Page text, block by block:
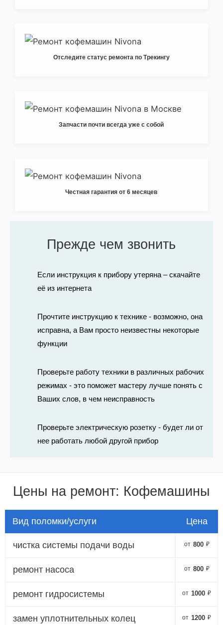
Отследите статус ремонта по Трекингу
Запчасти почти всегда уже с собой
Честная гарантия от 6 месяцев
Прежде чем звонить
Если инструкция к прибору утеряна – скачайте
её из интернета
Прочтите инструкцию к технике - возможно, она
исправна, а Вам просто неизвестны некоторые
функции
Проверьте работу техники в различных рабочих
режимах - это поможет мастеру лучше понять с
Ваших слов, в чем неисправность
Проверьте электрическую розетку - будет ли от
нее работать любой другой прибор
Цены на ремонт: Кофемашины
Вид поломки/услуги Цена
чистка системы подачи воды от 800 ₽
ремонт насоса от 800 ₽
ремонт гидросистемы от 1000 ₽
замен уплотнительных колец от 1200 ₽